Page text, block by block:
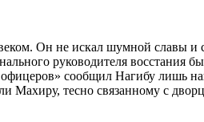
Он не искал шумной славы и
руководителя восстания
сообщил Нагибу лишь
Махиру, тесно связанному с